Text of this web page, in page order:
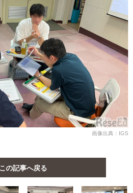
画像出典：IGS
この記事へ戻る